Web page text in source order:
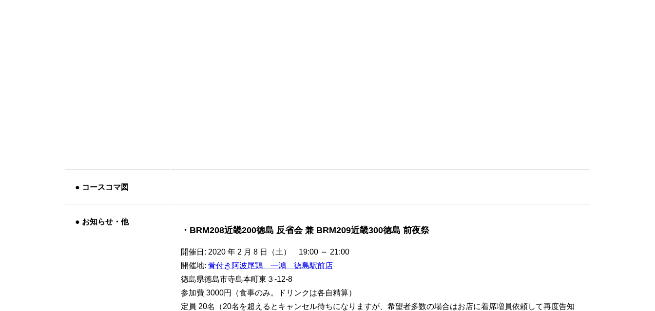
● コースコマ図
● お知らせ・他
・BRM208近畿200徳島 反省会 兼 BRM209近畿300徳島 前夜祭
開催日: 2020 年 2 月 8 日（土） 19:00 ～ 21:00
開催地: 骨付き阿波尾鶏 一鴻 徳島駅前店
徳島県徳島市寺島本町東３-12-8
参加費 3000円（食事のみ。ドリンクは各自精算）
定員 20名（20名を超えるとキャンセル待ちになりますが、希望者多数の場合はお店に着席増員依頼して再度告知